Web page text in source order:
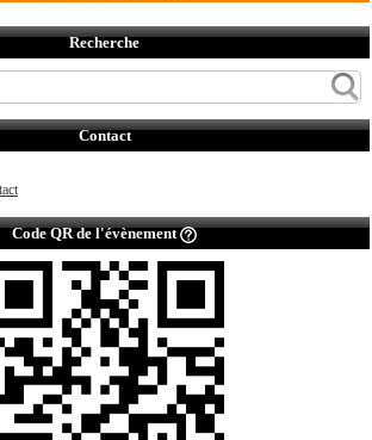
Recherche
Contact
Code QR de l'évènement